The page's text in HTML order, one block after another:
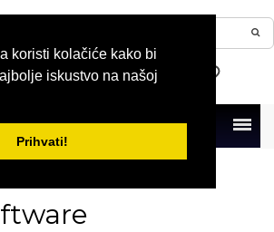
koristi kolačiće kako bi
iskustvo na našoj
Prihvati!